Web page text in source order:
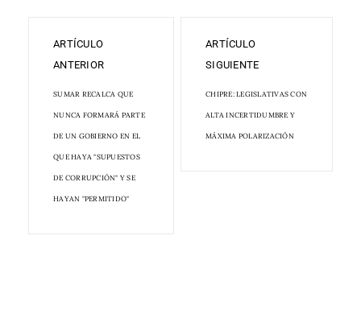
ARTÍCULO
ANTERIOR
SUMAR RECALCA QUE
NUNCA FORMARÁ PARTE
DE UN GOBIERNO EN EL
QUE HAYA "SUPUESTOS
DE CORRUPCIÓN" Y SE
HAYAN "PERMITIDO"
ARTÍCULO
SIGUIENTE
CHIPRE: LEGISLATIVAS CON
ALTA INCERTIDUMBRE Y
MÁXIMA POLARIZACIÓN